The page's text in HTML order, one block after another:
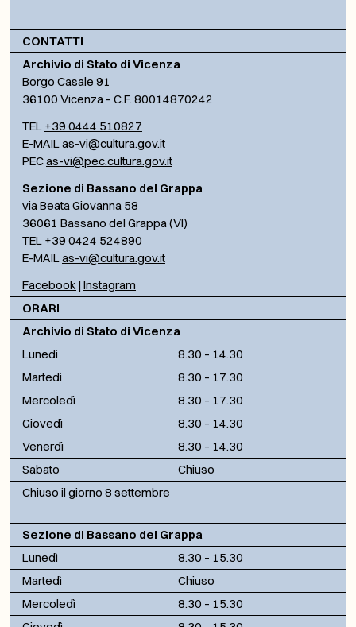
CONTATTI
Archivio di Stato di Vicenza
Borgo Casale 91
36100 Vicenza – C.F. 80014870242
TEL +39 0444 510827
E-MAILas-vi@cultura.gov.it
PECas-vi@pec.cultura.gov.it
Sezione di Bassano del Grappa
via Beata Giovanna 58
36061 Bassano del Grappa (VI)
TEL +39 0424 524890
E-MAILas-vi@cultura.gov.it
Facebook | Instagram
ORARI
Archivio di Stato di Vicenza
Lunedì
8.30 – 14.30
Martedì
8.30 – 17.30
Mercoledì
8.30 – 17.30
Giovedì
8.30 – 14.30
Venerdì
8.30 – 14.30
Sabato
Chiuso
Chiuso il giorno 8 settembre
Sezione di Bassano del Grappa
Lunedì
8.30 – 15.30
Martedì
Chiuso
Mercoledì
8.30 – 15.30